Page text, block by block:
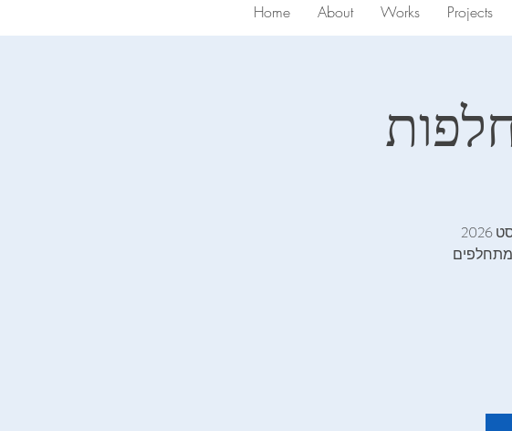
Home About Works Projects
כל יום שליש וחמישי במהלך חודשי יולי-אוגוסט 2026
מתחלפים!